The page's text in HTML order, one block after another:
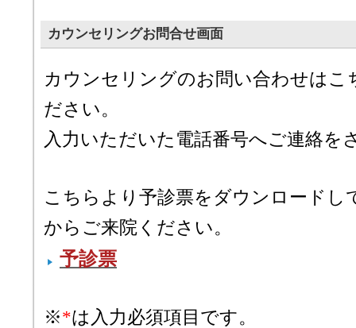
カウンセリングお問合せ画面
カウンセリングのお問い合わせはこ
ださい。
入力いただいた電話番号へご連絡を
こちらより予診票をダウンロードし
からご来院ください。
予診票
※*は入力必須項目です。